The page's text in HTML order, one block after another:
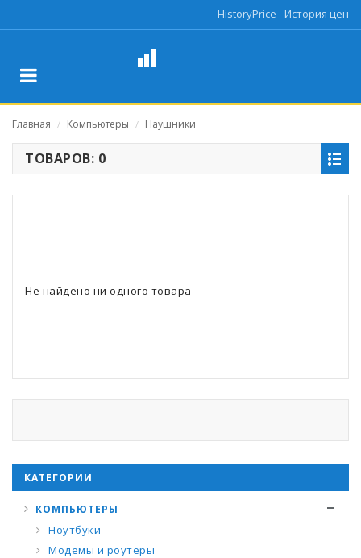
HistoryPrice - История цен
Главная / Компьютеры / Наушники
ТОВАРОВ: 0
Не найдено ни одного товара
КАТЕГОРИИ
КОМПЬЮТЕРЫ
Ноутбуки
Модемы и роутеры